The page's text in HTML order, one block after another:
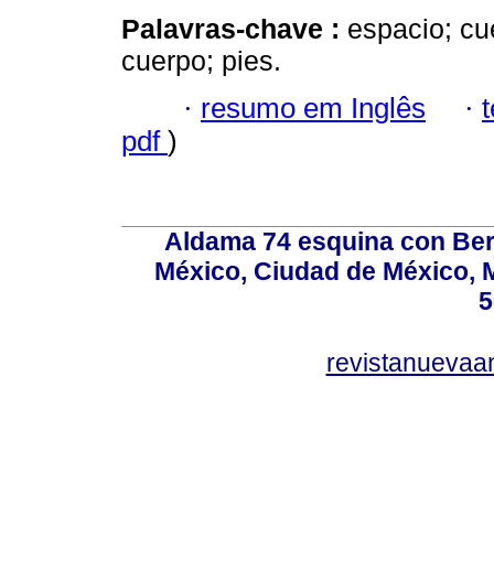
Palavras-chave : espacio;
cuerpo; pies.
· resumo em Inglês ·
pdf )
Aldama 74 esquina con
México, Ciudad de México,